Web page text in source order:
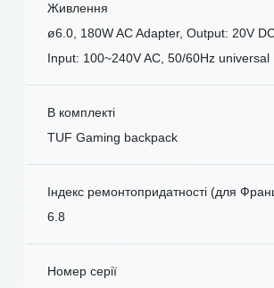
Живлення
ø6.0, 180W AC Adapter, Output: 20V
Input: 100~240V AC, 50/60Hz universal
В комплекті
TUF Gaming backpack
Індекс ремонтопридатності (для
6.8
Номер серії